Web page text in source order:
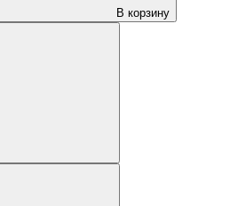
В корзину